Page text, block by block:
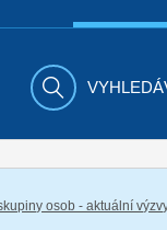
osob - aktuální